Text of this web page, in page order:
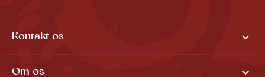
Kontakt os 
Om os 